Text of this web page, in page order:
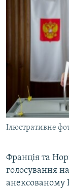
ВСЕ ЗА ДЕНЬ
СПЕЦПРОЕКТИ
ВІДЕОУРОКИ
СВІДЧЕННЯ
УКРАЇНСЬКА
ІНФОГРАФІКА
ЯК ОБІЙТИ
Русский
Qırımtatar
ДОЛУЧАЙСЯ!
Усі сайти
Ілюстративне
Франція та
голосування
анексованому